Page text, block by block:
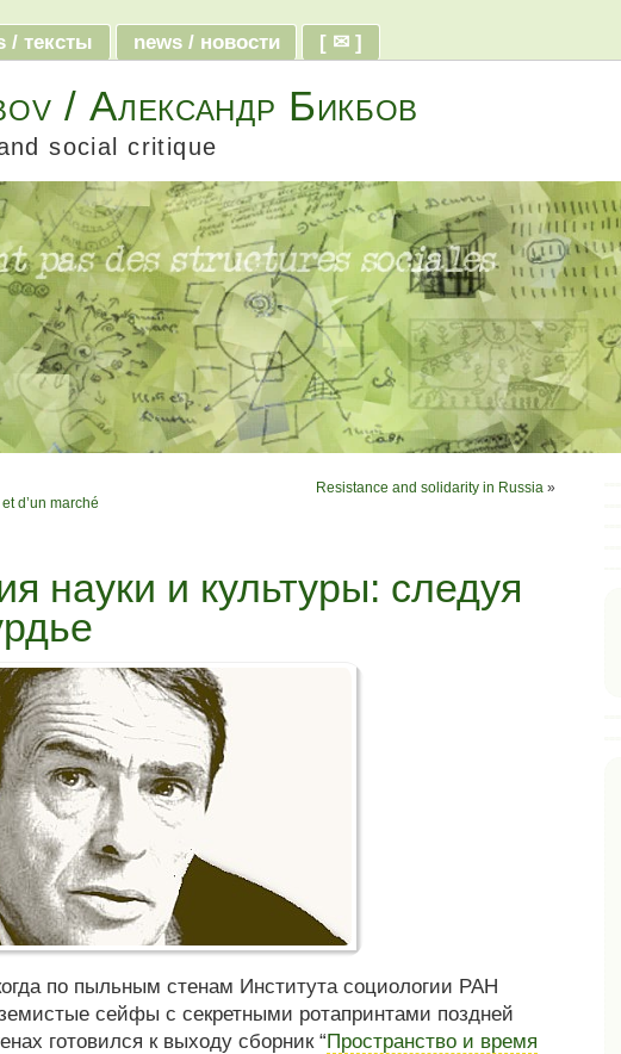
/ тексты news / новости [ ✉ ]
/ Александр Бикбов
social critique
d’un marché
Resistance and solidarity in Russia »
науки и культуры: следуя
по пыльным стенам Института социологии РАН
сейфы с секретными ротапринтами поздней
готовился к выходу сборник “Пространство и время